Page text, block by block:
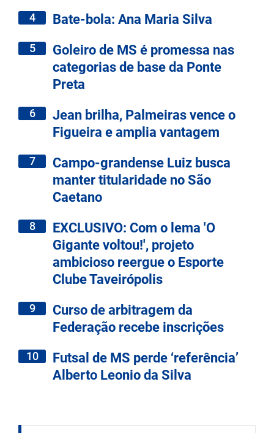
4 Bate-bola: Ana Maria Silva
5
Goleiro de MS é promessa nas
categorias de base da Ponte
Preta
6
Jean brilha, Palmeiras vence o
Figueira e amplia vantagem
7
Campo-grandense Luiz busca
manter titularidade no São
Caetano
8
EXCLUSIVO: Com o lema 'O
Gigante voltou!', projeto
ambicioso reergue o Esporte
Clube Taveirópolis
9
Curso de arbitragem da
Federação recebe inscrições
10
Futsal de MS perde ‘referência’
Alberto Leonio da Silva